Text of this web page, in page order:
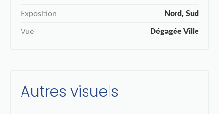
Exposition Nord, Sud
Vue Dégagée Ville
Autres visuels